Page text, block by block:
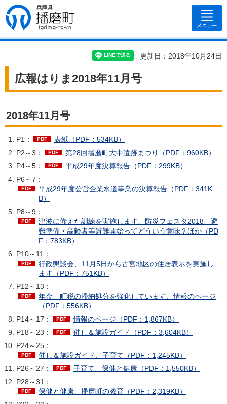
兵庫県 播磨
町
メニュー
更新日：2018年10月24日
広報はりま2018年11月号
2018年11月号
P1：
表紙（PDF：534KB）
P2～3：
第28回播磨町大中遺跡まつり（PDF：960KB）
P4～5：
平成29年度決算報告（PDF：299KB）
P6～7：
平成29年度公営企業水道事業の決算報告（PDF：341K
B）
P8～9：
津波に備えた訓練を実施します、防災フェスタ2018、避
難準備・高齢者等避難開始ってどういう意味？ほか（PD
F：783KB）
P10～11：
行政懇談会、11月5日から古宮地区の住居表示を実施し
ます（PDF：751KB）
P12～13：
年金、町税の滞納処分を強化しています、情報のページ
（PDF：556KB）
P14～17：
情報のページ（PDF：1,867KB）
P18～23：
催し＆施設ガイド（PDF：3,604KB）
P24～25：
催し＆施設ガイド、子育て（PDF：1,245KB）
P26～27：
子育て、保健と健康（PDF：1,550KB）
P28～31：
保健と健康、播磨町の教育（PDF：2,319KB）